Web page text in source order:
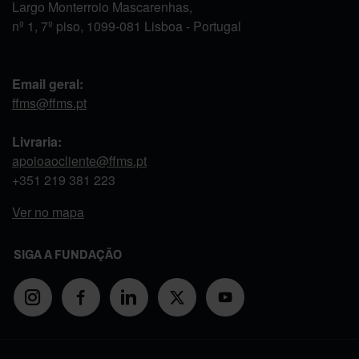
Largo Monterroio Mascarenhas,
nº 1, 7º piso, 1099-081 Lisboa - Portugal
Email geral:
ffms@ffms.pt
Livraria:
apoioaocliente@ffms.pt
+351 219 381 223
Ver no mapa
SIGA A FUNDAÇÃO